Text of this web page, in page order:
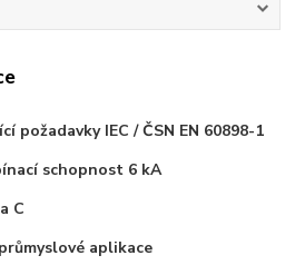
požadavky IEC / ČSN EN 60898-1
schopnost 6 kA
C
aplikace